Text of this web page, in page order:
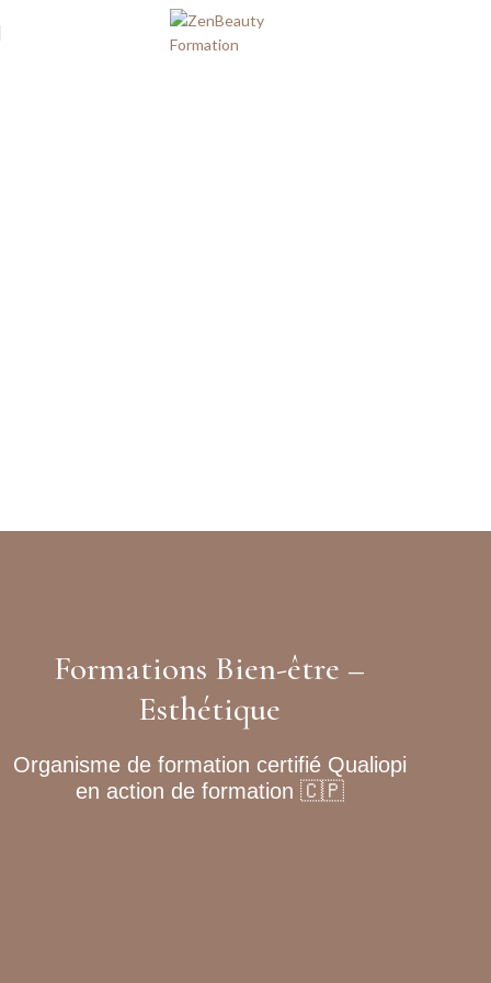
Formations Bien-être –
Esthétique
Organisme de formation certifié Qualiopi
en action de formation 🇨🇵